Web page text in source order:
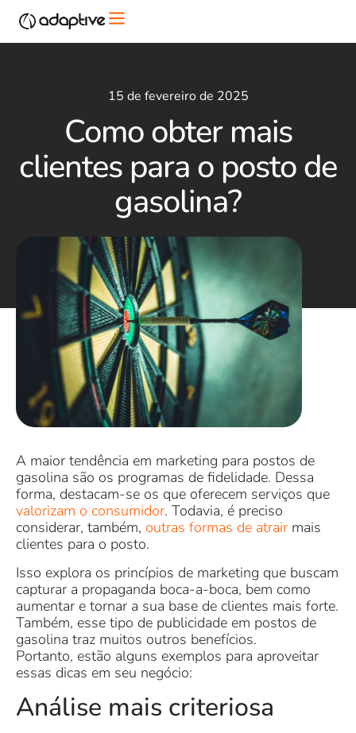
15 de fevereiro de 2025
Como obter mais
clientes para o posto de
gasolina?
A maior tendência em marketing para postos de
gasolina são os programas de fidelidade. Dessa
forma, destacam-se os que oferecem serviços que
valorizam o consumidor. Todavia, é preciso
considerar, também, outras formas de atrair mais
clientes para o posto.
Isso explora os princípios de marketing que buscam
capturar a propaganda boca-a-boca, bem como
aumentar e tornar a sua base de clientes mais forte.
Também, esse tipo de publicidade em postos de
gasolina traz muitos outros benefícios.
Portanto, estão alguns exemplos para aproveitar
essas dicas em seu negócio:
Análise mais criteriosa